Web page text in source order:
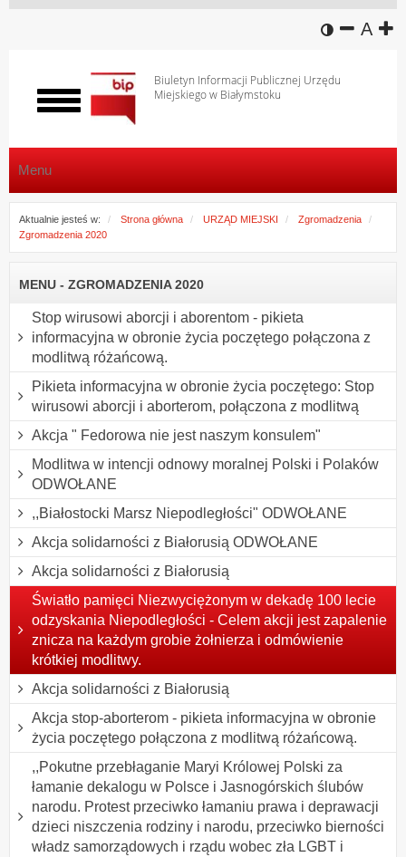
wersja
A
Biuletyn Informacji Publicznej Urzędu
Miejskiego w Białymstoku
Włącz
menu
Menu
Aktualnie jesteś w: Strona główna URZĄD MIEJSKI
Zgromadzenia
Zgromadzenia 2020
MENU - ZGROMADZENIA 2020
Stop wirusowi aborcji i aborentom - pikieta
informacyjna w obronie życia poczętego połączona z
modlitwą różańcową.
Pikieta informacyjna w obronie życia poczętego: Stop
wirusowi aborcji i aborterom, połączona z modlitwą
Akcja " Fedorowa nie jest naszym konsulem"
Modlitwa w intencji odnowy moralnej Polski i Polaków
ODWOŁANE
,,Białostocki Marsz Niepodległości" ODWOŁANE
Akcja solidarności z Białorusią ODWOŁANE
Akcja solidarności z Białorusią
Światło pamięci Niezwyciężonym w dekadę 100 lecie
odzyskania Niepodległości - Celem akcji jest zapalenie
znicza na każdym grobie żołnierza i odmówienie
krótkiej modlitwy.
Akcja solidarności z Białorusią
Akcja stop-aborterom - pikieta informacyjna w obronie
życia poczętego połączona z modlitwą różańcową.
,,Pokutne przebłaganie Maryi Królowej Polski za
łamanie dekalogu w Polsce i Jasnogórskich ślubów
narodu. Protest przeciwko łamaniu prawa i deprawacji
dzieci niszczenia rodziny i narodu, przeciwko bierności
władz samorządowych i rządu wobec zła LGBT i